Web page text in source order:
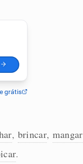
, brincar, mangar
.